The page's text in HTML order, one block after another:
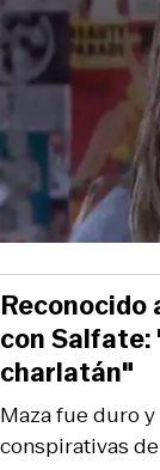
Maza fue duro
conspirativas
Reconocido
con Salfate:
charlatán"